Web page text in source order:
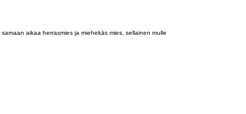
aikaa herrasmies ja miehekäs mies, sellainen mulle